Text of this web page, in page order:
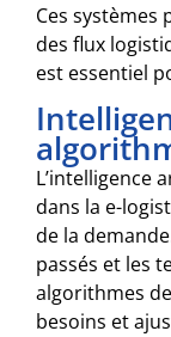
Ces
des flux
est essentiel
L’intelligence
dans la e-
de la
passés et les
algorithmes
besoins et